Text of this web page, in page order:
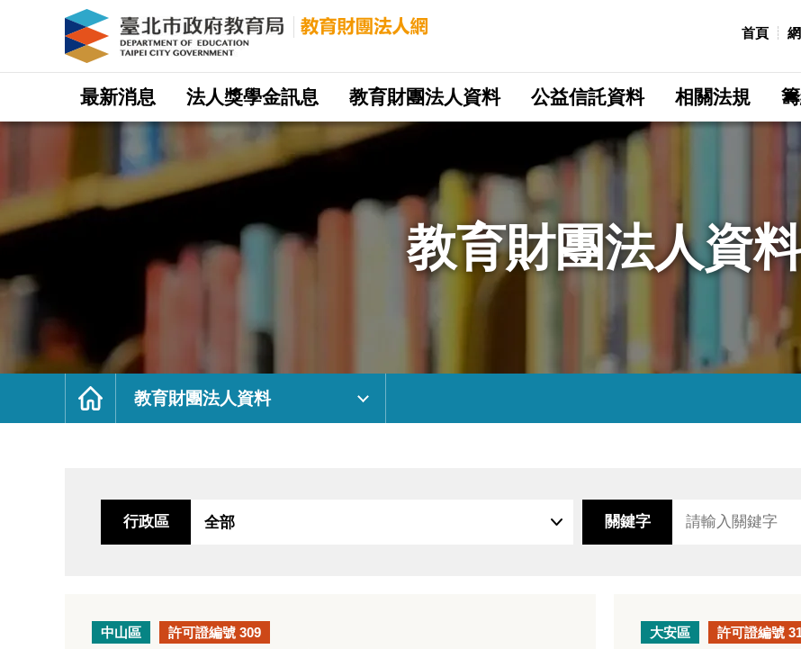
｜
府
首頁
網
最新消息 法人獎學金訊息 教育財團法人資料 公益信託資料 相關法規
教育財團法人資
首
教育財團法人資料
行政區 關鍵字
中山區 許可證編號 309 大安區 許可證編號